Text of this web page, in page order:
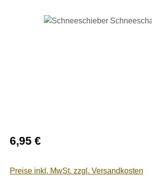
Bildergalerie überspringen
Regulärer Preis:
6,95 €
Preise inkl. MwSt. zzgl. Versandkosten